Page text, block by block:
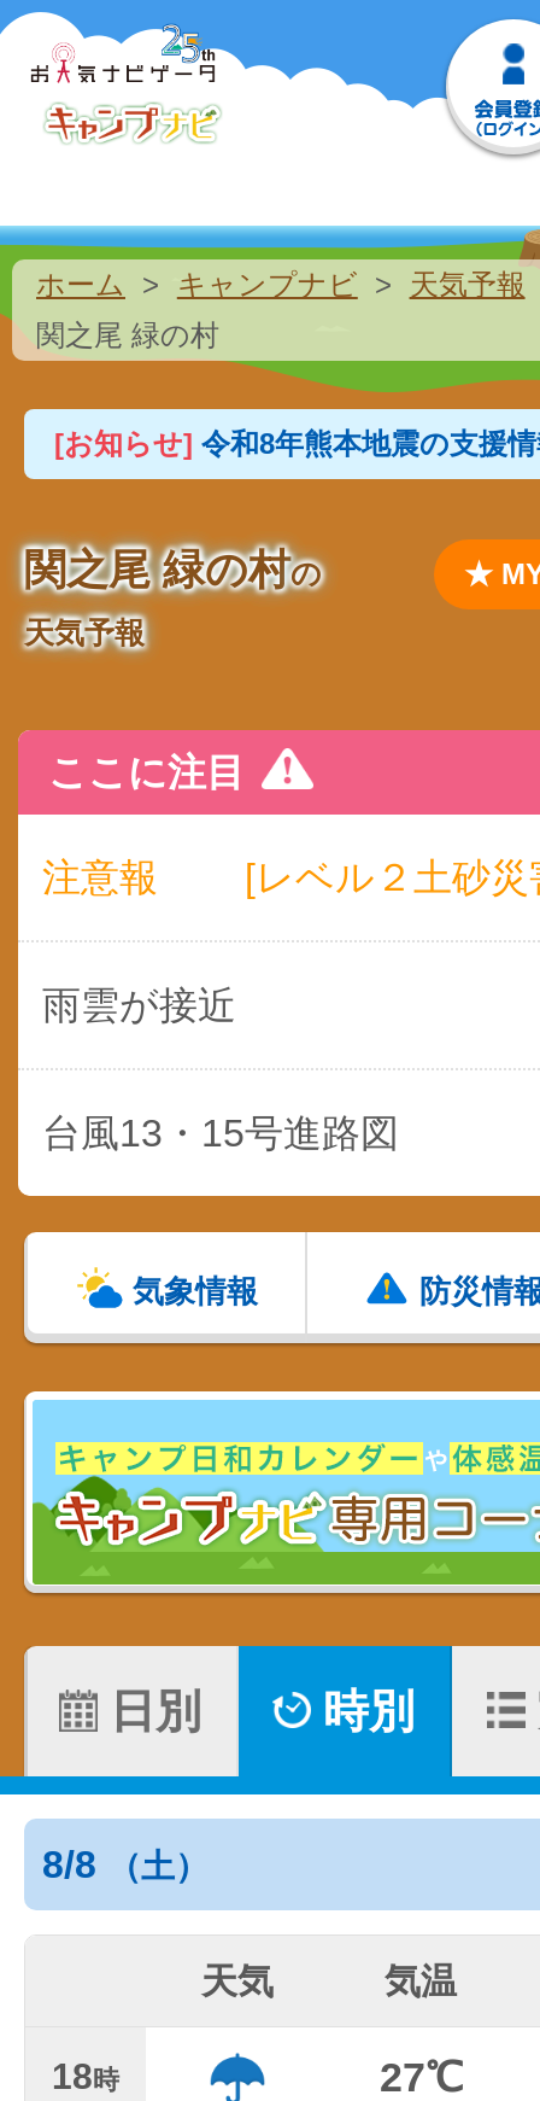
ホーム キャンプナビ
天気予報
関之尾 緑の村
[お知らせ] 令和8年熊本地震の支援
関之尾 緑の村の
天気予報
★
ここに注目
注意報 [レベル２土砂災
雨雲が接近
台風13・15号進路図
気象情報 防災情
日別 時別
8/8 （土）
天気 気温
18時 27℃